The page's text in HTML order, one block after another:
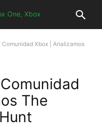
Xbox | Analizamos
The